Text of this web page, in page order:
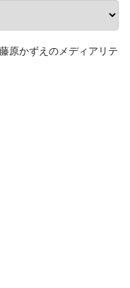
原かずえのメディアリテ